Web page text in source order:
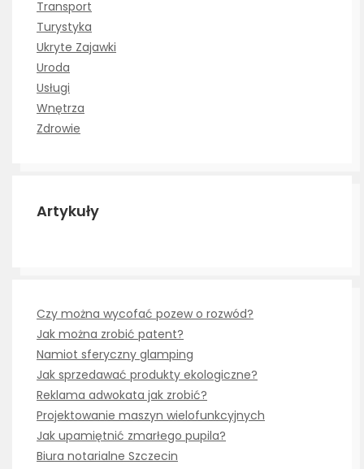
Transport
Turystyka
Ukryte Zajawki
Uroda
Usługi
Wnętrza
Zdrowie
Artykuły
Czy można wycofać pozew o rozwód?
Jak można zrobić patent?
Namiot sferyczny glamping
Jak sprzedawać produkty ekologiczne?
Reklama adwokata jak zrobić?
Projektowanie maszyn wielofunkcyjnych
Jak upamiętnić zmarłego pupila?
Biura notarialne Szczecin